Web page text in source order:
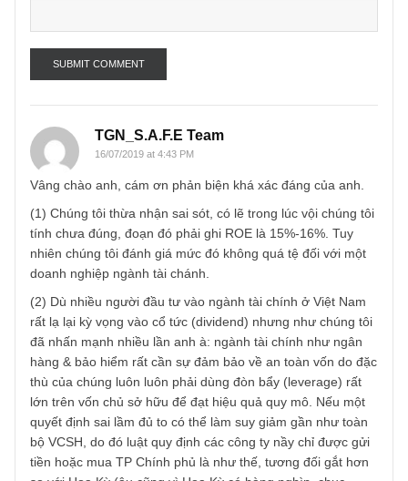
Name*
Email *
TGN_S.A.F.E Team
16/07/2019 at 4:43 PM
Vâng chào anh, cám ơn phản biện khá xác đáng của anh.
(1) Chúng tôi thừa nhận sai sót, có lẽ trong lúc vội chúng
tính chưa đúng, đoạn đó phải ghi ROE là 15%-16%. Tuy
nhiên chúng tôi đánh giá mức đó không quá tệ đối với một
doanh nghiệp ngành tài chánh.